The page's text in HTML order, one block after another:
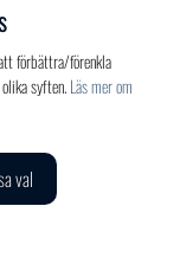
förbättra/förenkla
syften.Läs mer om
val